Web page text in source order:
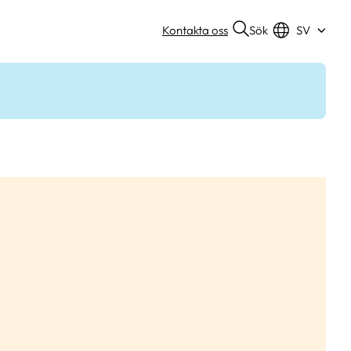
Kontakta oss Sök SV